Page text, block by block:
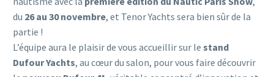
du 26 au 30 novembre, et Tenor Yachts sera bien sûr de la
partie !
L’équipe aura le plaisir de vous accueillir sur le stand
Dufour Yachts, au cœur du salon, pour vous faire découvrir